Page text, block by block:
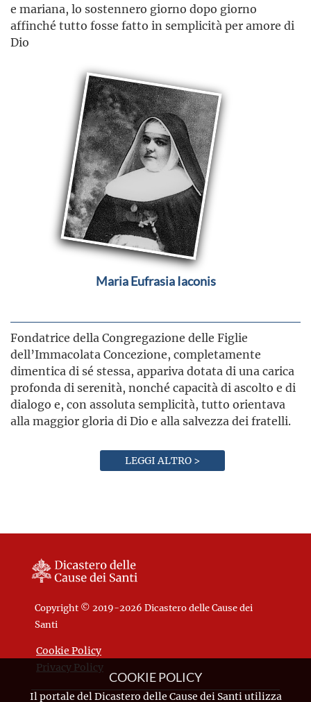
e mariana, lo sostennero giorno dopo giorno
affinché tutto fosse fatto in semplicità per amore di
Dio
Maria Eufrasia Iaconis
Fondatrice della Congregazione delle Figlie
dell’Immacolata Concezione, completamente
dimentica di sé stessa, appariva dotata di una carica
profonda di serenità, nonché capacità di ascolto e di
dialogo e, con assoluta semplicità, tutto orientava
alla maggior gloria di Dio e alla salvezza dei fratelli.
LEGGI ALTRO >
Copyright © 2019-2026 Dicastero delle Cause dei
Santi
Cookie Policy
Privacy Policy
COOKIE POLICY
Il portale del Dicastero delle Cause dei Santi utilizza